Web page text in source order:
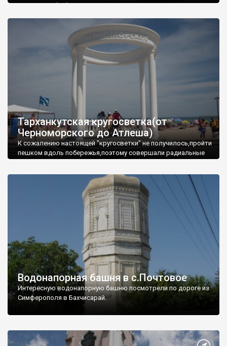
запрошую відвідати це
Тарханкутская кругосветка(от
Черноморского до Атлеша)
К сожалению настоящей "кругосветки" не получилось,пройти
пешком вдоль побережья,поэтому совершали радиальные
Водонапорная башня в с.Почтовое
Интересную водонапорную башню посмотрели по дороге из
Симферополя в Бахчисарай.